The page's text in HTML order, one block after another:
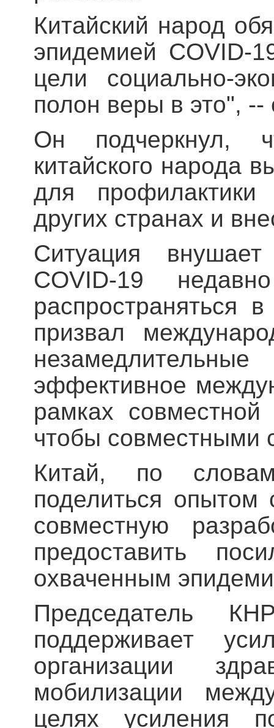
Китайский народ
эпидемией COVID-
цели социально-
полон веры в это",
Он подчеркнул,
китайского народа
для
других странах и
Ситуация внушает
COVID-19
распространяться
призвал
эффективное
рамках
чтобы совместными
Китай, по
поделиться опытом
совместную
предоставить
охваченным
Председатель
поддерживает
организации
мобилизации
целях усиления